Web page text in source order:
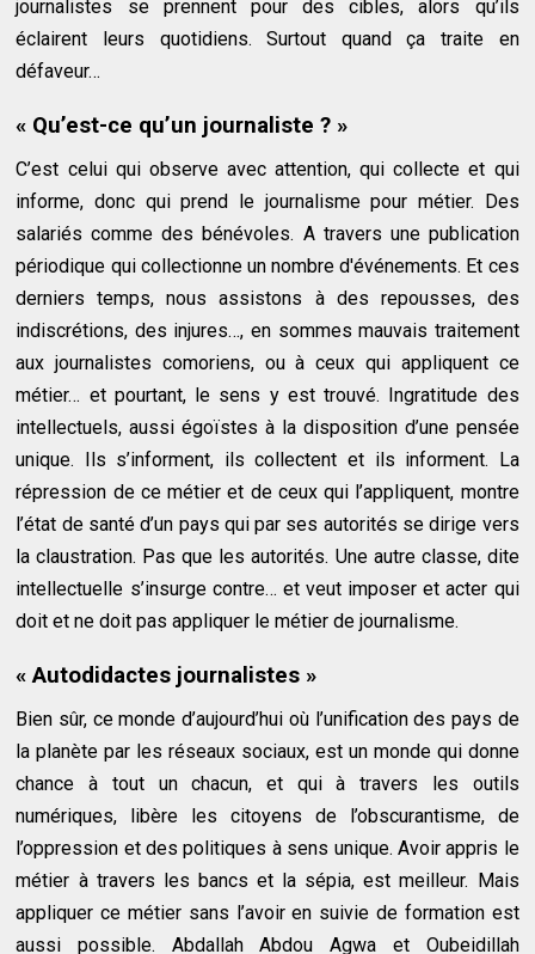
journalistes se prennent pour des cibles, alors qu’ils
éclairent leurs quotidiens. Surtout quand ça traite en
défaveur…
« Qu’est-ce qu’un journaliste ? »
C’est celui qui observe avec attention, qui collecte et qui
informe, donc qui prend le journalisme pour métier. Des
salariés comme des bénévoles. A travers une publication
périodique qui collectionne un nombre d'événements. Et ces
derniers temps, nous assistons à des repousses, des
indiscrétions, des injures…, en sommes mauvais traitement
aux journalistes comoriens, ou à ceux qui appliquent ce
métier… et pourtant, le sens y est trouvé. Ingratitude des
intellectuels, aussi égoïstes à la disposition d’une pensée
unique. Ils s’informent, ils collectent et ils informent. La
répression de ce métier et de ceux qui l’appliquent, montre
l’état de santé d’un pays qui par ses autorités se dirige vers
la claustration. Pas que les autorités. Une autre classe, dite
intellectuelle s’insurge contre… et veut imposer et acter qui
doit et ne doit pas appliquer le métier de journalisme.
« Autodidactes journalistes »
Bien sûr, ce monde d’aujourd’hui où l’unification des pays de
la planète par les réseaux sociaux, est un monde qui donne
chance à tout un chacun, et qui à travers les outils
numériques, libère les citoyens de l’obscurantisme, de
l’oppression et des politiques à sens unique. Avoir appris le
métier à travers les bancs et la sépia, est meilleur. Mais
appliquer ce métier sans l’avoir en suivie de formation est
aussi possible. Abdallah Abdou Agwa et Oubeidillah